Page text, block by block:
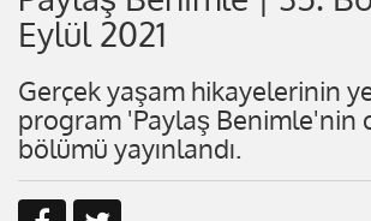
Eylül 2021
Gerçek yaşam hikayelerinin
program 'Paylaş Benimle'nin
bölümü yayınlandı.